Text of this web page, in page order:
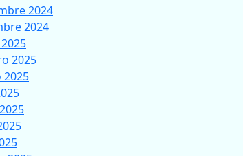
2024
2024
2025
2025